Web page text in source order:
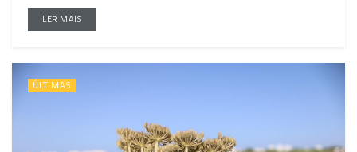
LER MAIS
ÚLTIMAS